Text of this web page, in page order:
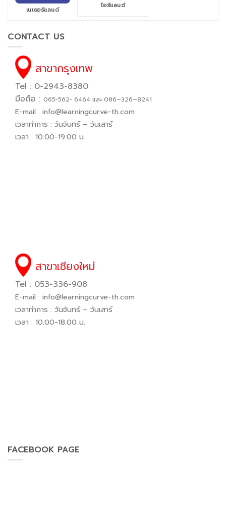
เนเธอร์แลนด์ ไอร์แลนด์
CONTACT US
สาขากรุงเทพ
Tel : 0-2943-8380
มือถือ : 065−562− 6464 และ 086–326–8241
E-mail : info@learningcurve-th.com
เวลาทำการ : วันจันทร์ – วันเสาร์
เวลา : 10.00-19.00 น.
สาขาเชียงใหม่
Tel : 053-336-908
E-mail : info@learningcurve-th.com
เวลาทำการ : วันจันทร์ – วันเสาร์
เวลา : 10.00-18.00 น.
FACEBOOK PAGE